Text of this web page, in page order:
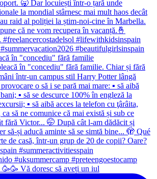
în "concediu" fără familie
Vă doresc să aveți un iul